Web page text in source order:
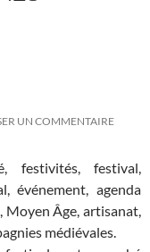
UN COMMENTAIRE
festivités, festival,
événement, agenda
Âge, artisanat,
médiévales.